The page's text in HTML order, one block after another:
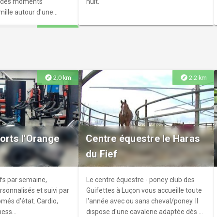
autour d'une
des films via ce
4vF2ir9
- Initiation
vous invitons à
d’initiation à la
Ferme du Payré.
une expérience
Cuisson de
pour 5 € Sur
Max 10 personnes
vous inscrire :
explore 2.0 km
l'Orange
par semaine,
et suivi par
d'état. Cardio,
explore 2.2 km
Centre équestre le Haras
du Fief
Le centre équestre - poney club des
Guifettes à Luçon vous accueille toute
l'année avec ou sans cheval/poney. Il
dispose d'une cavalerie adaptée dès 4